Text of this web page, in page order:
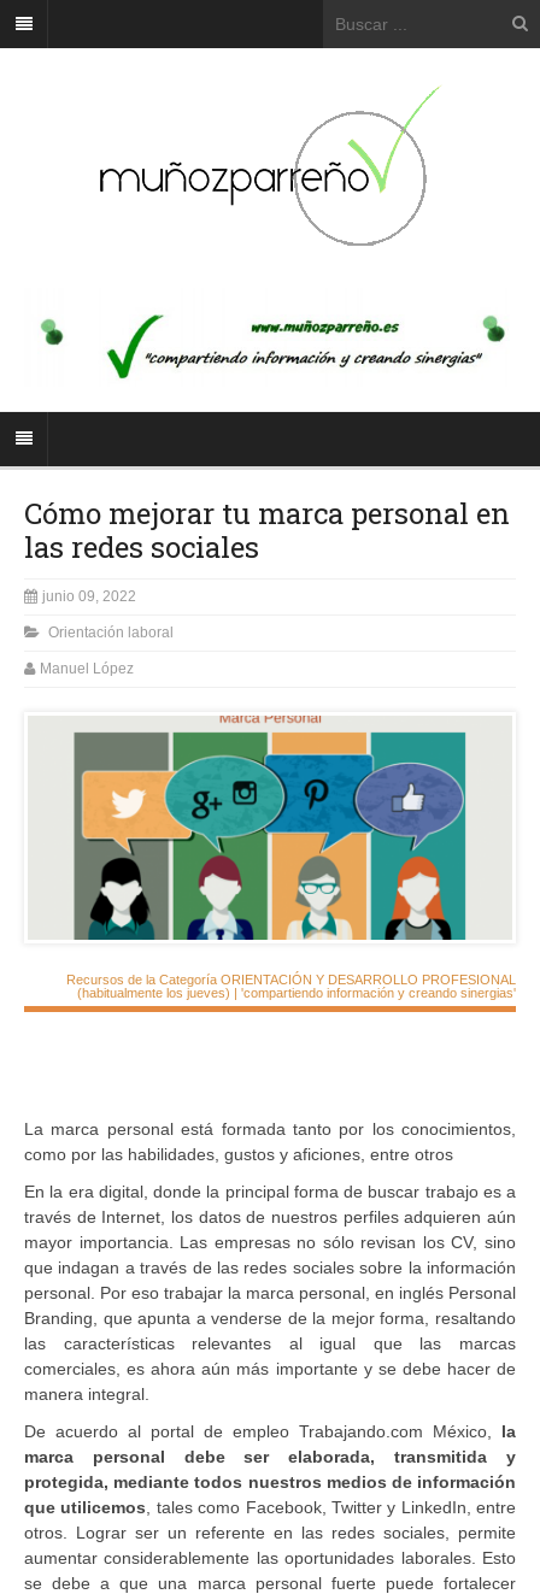
Cómo mejorar tu marca personal en
las redes sociales
junio 09, 2022
Orientación laboral
Manuel López
Recursos de la Categoría ORIENTACIÓN Y DESARROLLO PROFESIONAL
(habitualmente los jueves) | 'compartiendo información y creando sinergias'
La marca personal está formada tanto por los conocimientos,
como por las habilidades, gustos y aficiones, entre otros
En la era digital, donde la principal forma de buscar trabajo es a
través de Internet, los datos de nuestros perfiles adquieren aún
mayor importancia. Las empresas no sólo revisan los CV, sino
que indagan a través de las redes sociales sobre la información
personal. Por eso trabajar la marca personal, en inglés Personal
Branding, que apunta a venderse de la mejor forma, resaltando
las características relevantes al igual que las marcas
comerciales, es ahora aún más importante y se debe hacer de
manera integral.
De acuerdo al portal de empleo Trabajando.com México, la
marca personal debe ser elaborada, transmitida y
protegida, mediante todos nuestros medios de información
que utilicemos , tales como Facebook, Twitter y LinkedIn, entre
otros. Lograr ser un referente en las redes sociales, permite
aumentar considerablemente las oportunidades laborales. Esto
se debe a que una marca personal fuerte puede fortalecer